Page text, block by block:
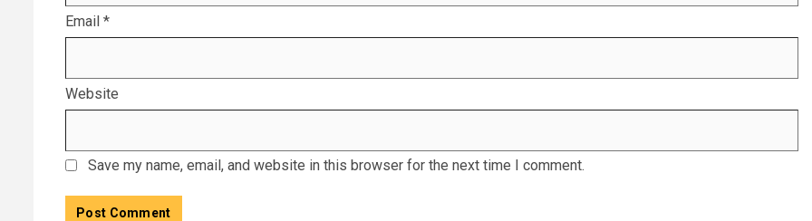
Email *
Website
Save my name, email, and website in this browser for the next time I comment.